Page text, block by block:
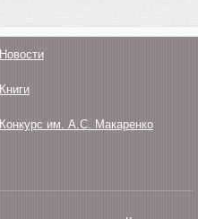
Новости
Книги
Конкурс им. А.С. Макаренко